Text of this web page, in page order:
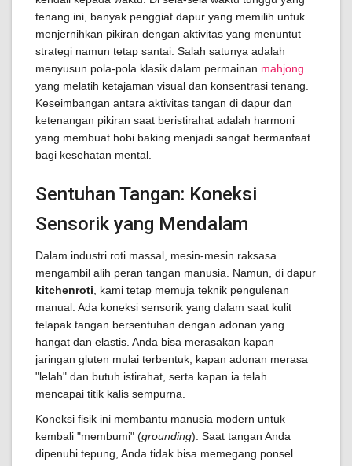
tenang ini, banyak penggiat dapur yang memilih untuk
menjernihkan pikiran dengan aktivitas yang menuntut
strategi namun tetap santai. Salah satunya adalah
menyusun pola-pola klasik dalam permainan mahjong
yang melatih ketajaman visual dan konsentrasi tenang.
Keseimbangan antara aktivitas tangan di dapur dan
ketenangan pikiran saat beristirahat adalah harmoni
yang membuat hobi baking menjadi sangat bermanfaat
bagi kesehatan mental.
Sentuhan Tangan: Koneksi
Sensorik yang Mendalam
Dalam industri roti massal, mesin-mesin raksasa
mengambil alih peran tangan manusia. Namun, di dapur
kitchenroti , kami tetap memuja teknik pengulenan
manual. Ada koneksi sensorik yang dalam saat kulit
telapak tangan bersentuhan dengan adonan yang
hangat dan elastis. Anda bisa merasakan kapan
jaringan gluten mulai terbentuk, kapan adonan merasa
"lelah" dan butuh istirahat, serta kapan ia telah
mencapai titik kalis sempurna.
Koneksi fisik ini membantu manusia modern untuk
kembali "membumi" (grounding). Saat tangan Anda
dipenuhi tepung, Anda tidak bisa memegang ponsel